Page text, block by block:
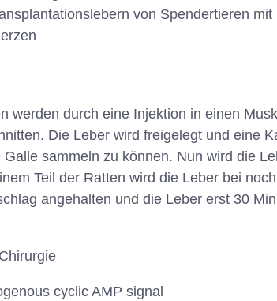
von Spendertieren
werden durch eine Injektion in einen
Die Leber wird freigelegt und eine
sammeln zu können. Nun wird die
Teil der Ratten wird die Leber bei
angehalten und die Leber erst 30
cyclic AMP signal